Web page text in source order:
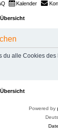
Kalender
du alle Cookies
Powered by